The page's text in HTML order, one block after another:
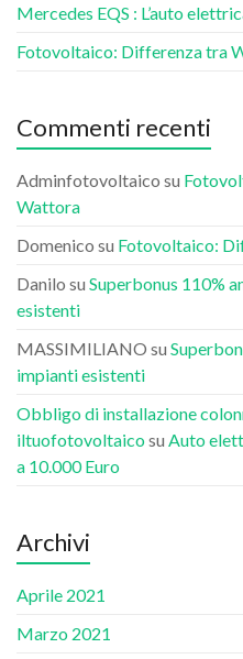
Mercedes EQS : L’auto
Fotovoltaico: Differenza tra
Commenti recenti
Adminfotovoltaico su
Wattora
Domenico su Fotovoltaico:
Danilo su Superbonus 110%
esistenti
MASSIMILIANO su
impianti esistenti
Obbligo di installazione
iltuofotovoltaicosu Auto
a 10.000 Euro
Archivi
Aprile 2021
Marzo 2021